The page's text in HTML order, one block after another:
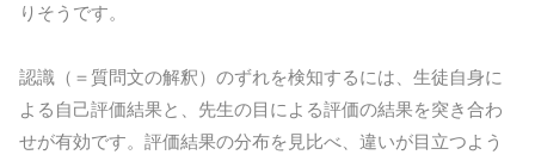
りそうです。
認識（＝質問文の解釈）のずれを検知するには、生徒自身に
よる自己評価結果と、先生の目による評価の結果を突き合わ
せが有効です。評価結果の分布を見比べ、違いが目立つよう